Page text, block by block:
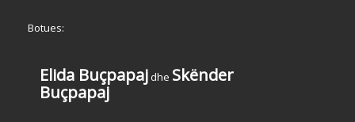
Botues:
Elida Buçpapaj dhe Skënder
Buçpapaj